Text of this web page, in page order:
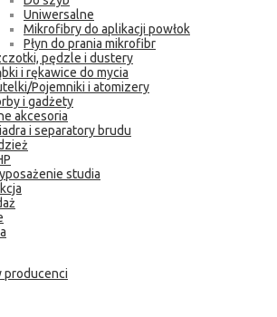
Uniwersalne
Mikrofibry do aplikacji powłok
Płyn do prania mikrofibr
pędzle i dustery
i rękawice do mycia
Pojemniki i atomizery
i gadżety
akcesoria
i separatory brudu
studia
producenci